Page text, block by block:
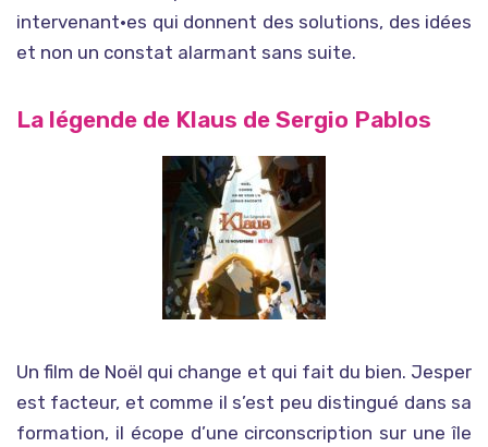
intervenant•es qui donnent des solutions, des idées
et non un constat alarmant sans suite.
La légende de Klaus de Sergio Pablos
Un film de Noël qui change et qui fait du bien. Jesper
est facteur, et comme il s’est peu distingué dans sa
formation, il écope d’une circonscription sur une île